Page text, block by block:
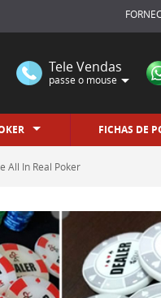
Tele Vendas
passe o mouse
FICHAS DE
All In Real Poker